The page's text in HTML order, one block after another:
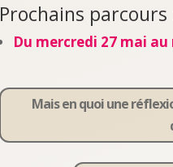
Prochains parcours
Du mercredi 27 mai au
Mais en quoi une